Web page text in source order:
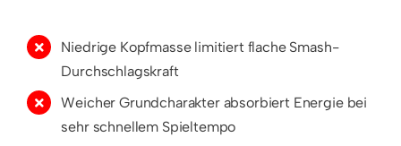
Niedrige Kopfmasse limitiert flache Smash-
Durchschlagskraft
Weicher Grundcharakter absorbiert Energie bei
sehr schnellem Spieltempo